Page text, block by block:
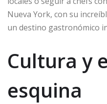
Nueva York, con su
un destino gastronómico
Cultura y
esquina